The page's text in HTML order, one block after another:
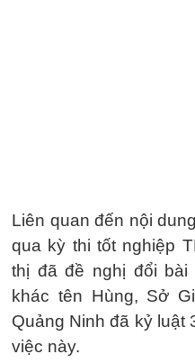
Liên quan đến nội
qua kỳ thi tốt nghiệp
thị đã đề nghị đổi
khác tên Hùng, Sở
Quảng Ninh đã kỷ luật
việc này.